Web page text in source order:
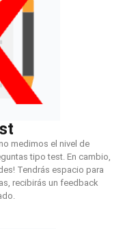
medimos el nivel de
tipo test. En cambio,
Tendrás espacio para
recibirás un feedback